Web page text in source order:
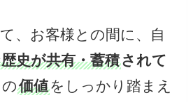
、お客様との間に、自
史が共有・蓄積されて
の価値をしっかり踏まえ